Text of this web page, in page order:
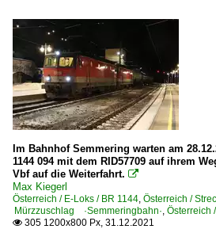
Im Bahnhof Semmering warten am
1144 094 mit dem RID57709 auf ihrem
Vbf auf die Weiterfahrt. 
Max Kiegerl
Österreich / E-Loks / BR 1144, Österreich /
Mürzzuschlag ·Semmeringbahn·, Österreich
 305 1200x800 Px, 31.12.2021